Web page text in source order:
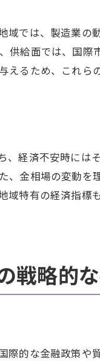
略
測
法
では、製造業の
供給面では、国際
るため、これら
経済不安時には
、金相場の変動を
域特有の経済指標
戦略的
的な金融政策や